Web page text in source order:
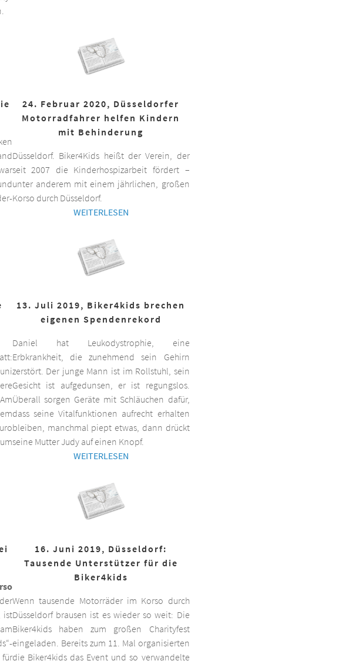
24. Februar 2020, Düsseldorfer
Motorradfahrer helfen Kindern
mit Behinderung
Düsseldorf. Biker4Kids heißt der Verein, der
seit 2007 die Kinderhospizarbeit fördert –
unter anderem mit einem jährlichen, großen
Korso durch Düsseldorf.
WEITERLESEN
13. Juli 2019, Biker4kids brechen
eigenen Spendenrekord
Daniel hat Leukodystrophie, eine
Erbkrankheit, die zunehmend sein Gehirn
zerstört. Der junge Mann ist im Rollstuhl, sein
Gesicht ist aufgedunsen, er ist regungslos.
Überall sorgen Geräte mit Schläuchen dafür,
dass seine Vitalfunktionen aufrecht erhalten
bleiben, manchmal piept etwas, dann drückt
seine Mutter Judy auf einen Knopf.
WEITERLESEN
ist
16. Juni 2019, Düsseldorf:
Tausende Unterstützer für die
Biker4kids
Wenn tausende Motorräder im Korso durch
Düsseldorf brausen ist es wieder so weit: Die
Biker4kids haben zum großen Charityfest
eingeladen. Bereits zum 11. Mal organisierten
die Biker4kids das Event und so verwandelte